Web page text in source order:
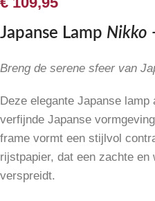
Japanse Lamp Nikko
Breng de serene sfeer van
Deze elegante Japanse
verfijnde Japanse
frame vormt een stijlvol
rijstpapier, dat een zachte
verspreidt.